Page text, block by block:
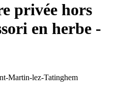
privée hors
en herbe -
Martin-lez-Tatinghem